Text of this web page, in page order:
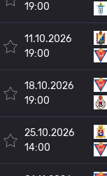
19:00
11.10.2026
19:00
18.10.2026
19:00
25.10.2026
14:00